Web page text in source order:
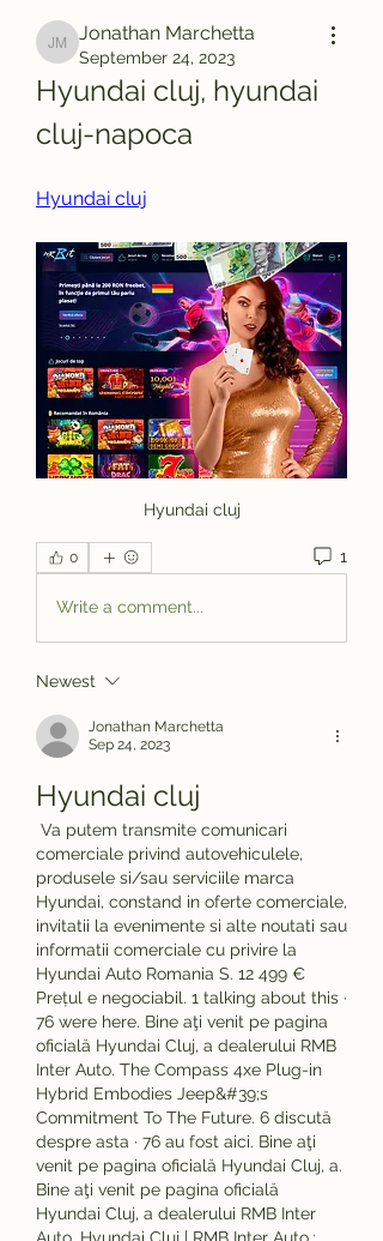
Jonathan Marchetta
Jonathan Marchetta
September 24, 2023
Hyundai cluj, hyundai
cluj-napoca
Hyundai cluj
Hyundai cluj
0 1
Write a comment...
Newest
Jonathan Marchetta
Sep 24, 2023
Hyundai cluj
comerciale privind autovehiculele,
produsele si/sau serviciile marca
Hyundai, constand in oferte comerciale,
invitatii la evenimente si alte noutati sau
informatii comerciale cu privire la
Hyundai Auto Romania S. 12 499 €
Prețul e negociabil. 1 talking about this ·
76 were here. Bine aţi venit pe pagina
oficială Hyundai Cluj, a dealerului RMB
Inter Auto. The Compass 4xe Plug-in
Hybrid Embodies Jeep&#39;s
Commitment To The Future. 6 discută
despre asta · 76 au fost aici. Bine aţi
venit pe pagina oficială Hyundai Cluj, a.
Bine aţi venit pe pagina oficială
Hyundai Cluj, a dealerului RMB Inter
Auto. Hyundai Cluj | RMB Inter Auto,: